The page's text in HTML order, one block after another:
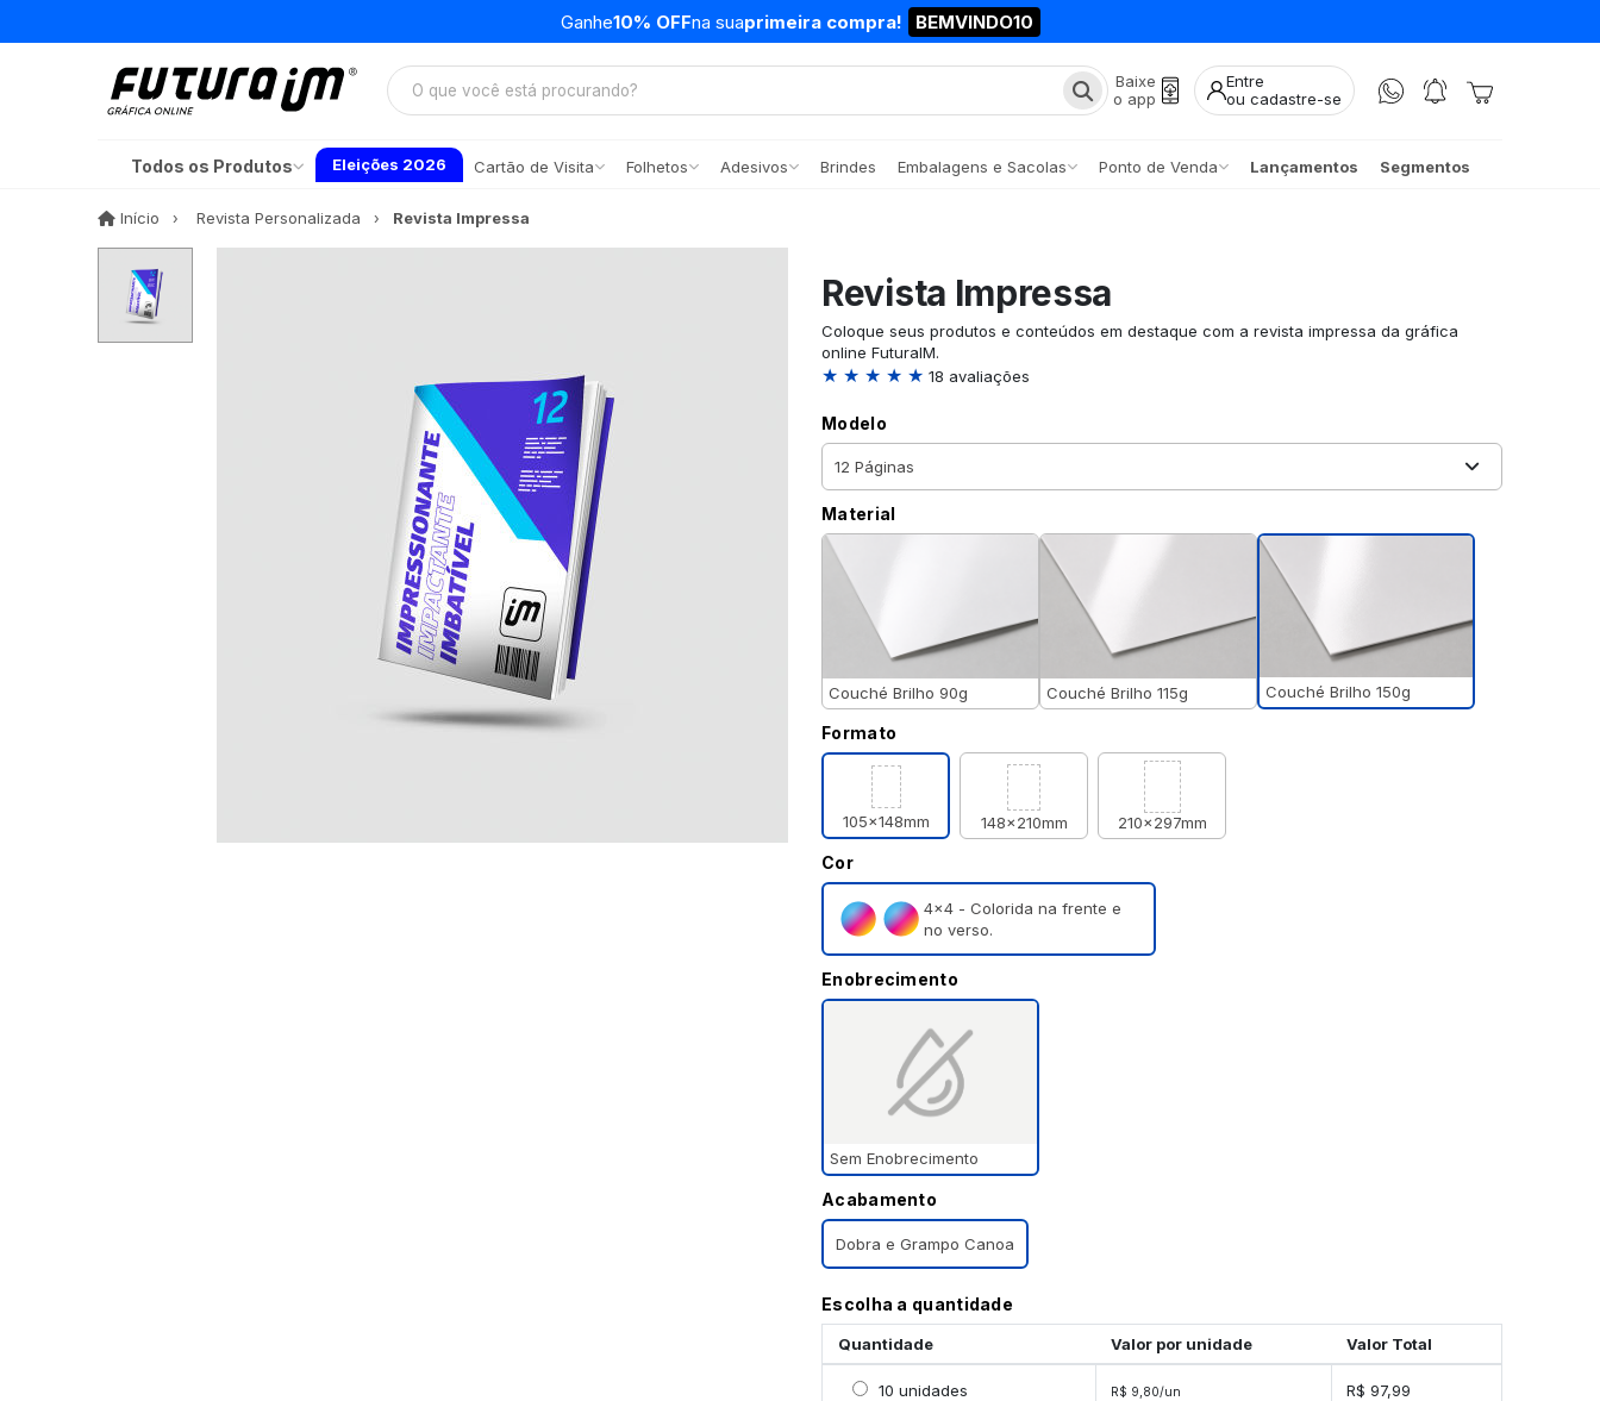
Ganhe10% OFFna suaprimeira compra! BEMVINDO10
Baixe
o app
Entre
ou cadastre-se
Todos os Produtos Eleições 2026 Cartão de Visita Folhetos Adesivos Brindes Embalagens e Sacolas Ponto de Venda Lançamentos Segmentos
Início InícioRevista Personalizada Revista Impressa
Revista Impressa
Coloque seus produtos e conteúdos em destaque com a revista impressa da gráfica
online FuturaIM.
★ ★ ★ ★ ★ 18 avaliações
Modelo
Material
Couché Brilho 90g Couché Brilho 115g Couché Brilho 150g
Formato
105x148mm 148x210mm 210x297mm
Cor
4×4 - Colorida na frente e
no verso.
Enobrecimento
Sem Enobrecimento
Acabamento
Dobra e Grampo Canoa
Escolha a quantidade
Quantidade Valor por unidade Valor Total
Selecionar 10 unidades
10 unidades R$ 9,80/un R$ 97,99